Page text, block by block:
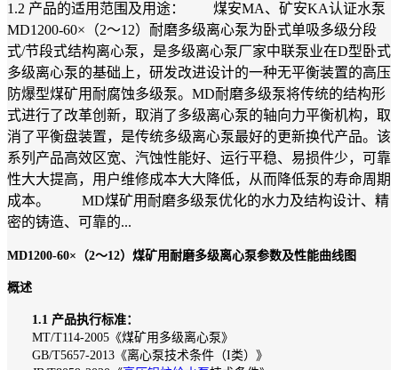
1.2 产品的适用范围及用途： 煤安MA、矿安KA认证水泵
MD1200-60×（2～12）耐磨多级离心泵为卧式单吸多级分段
式/节段式结构离心泵，是多级离心泵厂家中联泵业在D型卧式
多级离心泵的基础上，研发改进设计的一种无平衡装置的高压
防爆型煤矿用耐腐蚀多级泵。MD耐磨多级泵将传统的结构形
式进行了改革创新，取消了多级离心泵的轴向力平衡机构，取
消了平衡盘装置，是传统多级离心泵最好的更新换代产品。该
系列产品高效区宽、汽蚀性能好、运行平稳、易损件少，可靠
性大大提高，用户维修成本大大降低，从而降低泵的寿命周期
成本。 MD煤矿用耐磨多级泵优化的水力及结构设计、精
密的铸造、可靠的...
MD1200-60×（2～12）煤矿用耐磨多级离心泵参数及性能曲线图
概述
1.1 产品执行标准：
MT/T114-2005《煤矿用多级离心泵》
GB/T5657-2013《离心泵技术条件（I类）》